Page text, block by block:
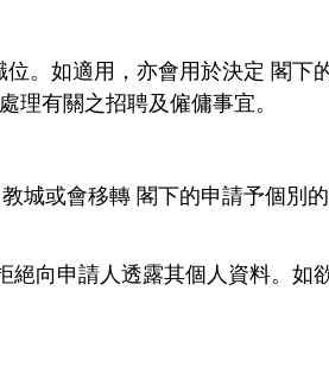
。如適用，亦會用於決定 閣下
理有關之招聘及僱傭事宜。
城或會移轉 閣下的申請予個別
向申請人透露其個人資料。如